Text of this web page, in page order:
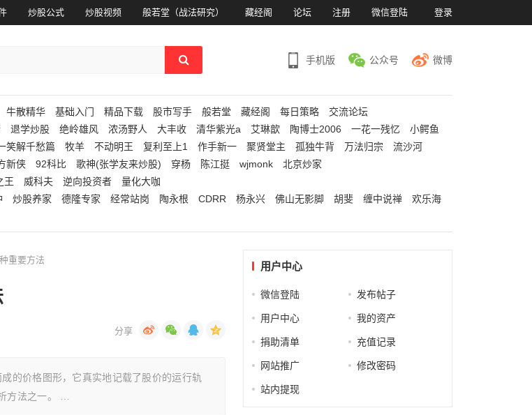
炒股公式 炒股视频 般若堂（战法研究） 藏经阁 论坛 注册 微信登陆 登录
手机版 公众号 微博
牛散精华 基础入门 精品下载 股市写手 般若堂 藏经阁 每日策略
交流论坛
退学炒股 绝岭雄风 浓汤野人 大丰收 清华紫光a 艾琳歆 陶博士2006 一花一残忆
小鳄鱼
笑解千愁篇 牧羊 不动明王 复利至上1 作手新一 聚贤堂主 孤独牛背 万法归宗
流沙河
新侠 92科比 歌神(张学友来炒股) 穿杨 陈江挺 wjmonk
北京炒家
王 威科夫 逆向投资者
量化大咖
炒股养家 德隆专家 经常站岗 陶永根 CDRR 杨永兴 佛山无影脚 胡斐 缠中说禅
欢乐海
重要方法
的价格图形，它真实地记载了股价的运行轨
方法之一。 …
用户中心
微信登陆 发布帖子
用户中心 我的资产
捐助清单 充值记录
网站推广 修改密码
站内提现